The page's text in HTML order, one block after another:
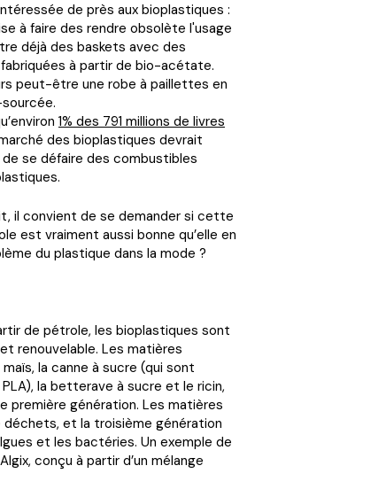
de près aux bioplastiques :
à faire des rendre obsolète l'usage
déjà des baskets avec des
à partir de bio-acétate.
peut-être une robe à paillettes en
1% des 791 millions de livres
des bioplastiques devrait
se défaire des combustibles
il convient de se demander si cette
est vraiment aussi bonne qu’elle en
du plastique dans la mode ?
de pétrole, les bioplastiques sont
renouvelable. Les matières
la canne à sucre (qui sont
la betterave à sucre et le ricin,
première génération. Les matières
et la troisième génération
et les bactéries. Un exemple de
conçu à partir d’un mélange